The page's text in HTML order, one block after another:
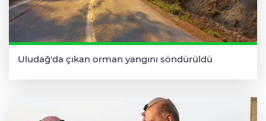
Uludağ'da çıkan orman yangını söndürüldü